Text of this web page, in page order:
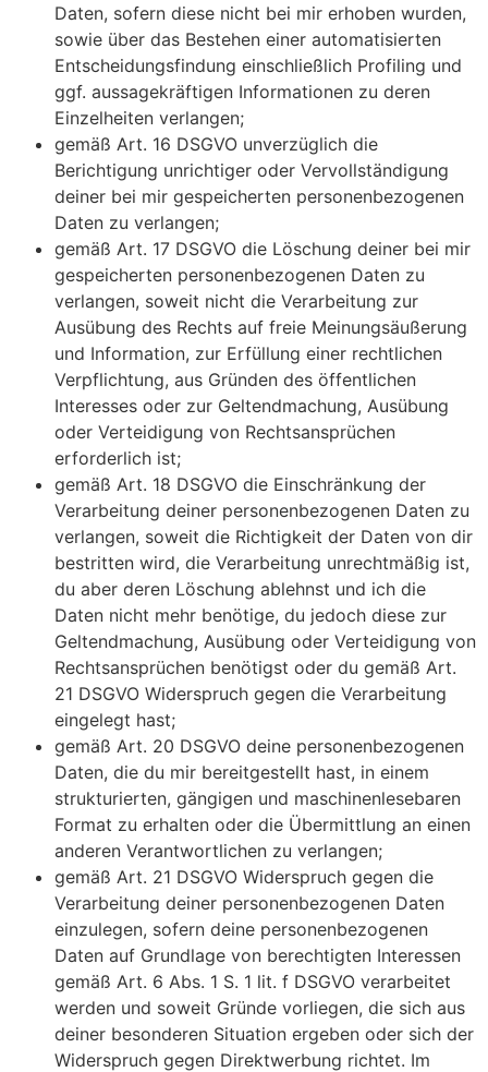
Daten, sofern diese nicht bei mir erhoben wurden,
sowie über das Bestehen einer automatisierten
Entscheidungsfindung einschließlich Profiling und
ggf. aussagekräftigen Informationen zu deren
Einzelheiten verlangen;
gemäß Art. 16 DSGVO unverzüglich die
Berichtigung unrichtiger oder Vervollständigung
deiner bei mir gespeicherten personenbezogenen
Daten zu verlangen;
gemäß Art. 17 DSGVO die Löschung deiner bei mir
gespeicherten personenbezogenen Daten zu
verlangen, soweit nicht die Verarbeitung zur
Ausübung des Rechts auf freie Meinungsäußerung
und Information, zur Erfüllung einer rechtlichen
Verpflichtung, aus Gründen des öffentlichen
Interesses oder zur Geltendmachung, Ausübung
oder Verteidigung von Rechtsansprüchen
erforderlich ist;
gemäß Art. 18 DSGVO die Einschränkung der
Verarbeitung deiner personenbezogenen Daten zu
verlangen, soweit die Richtigkeit der Daten von dir
bestritten wird, die Verarbeitung unrechtmäßig ist,
du aber deren Löschung ablehnst und ich die
Daten nicht mehr benötige, du jedoch diese zur
Geltendmachung, Ausübung oder Verteidigung von
Rechtsansprüchen benötigst oder du gemäß Art.
21 DSGVO Widerspruch gegen die Verarbeitung
eingelegt hast;
gemäß Art. 20 DSGVO deine personenbezogenen
Daten, die du mir bereitgestellt hast, in einem
strukturierten, gängigen und maschinenlesebaren
Format zu erhalten oder die Übermittlung an einen
anderen Verantwortlichen zu verlangen;
gemäß Art. 21 DSGVO Widerspruch gegen die
Verarbeitung deiner personenbezogenen Daten
einzulegen, sofern deine personenbezogenen
Daten auf Grundlage von berechtigten Interessen
gemäß Art. 6 Abs. 1 S. 1 lit. f DSGVO verarbeitet
werden und soweit Gründe vorliegen, die sich aus
deiner besonderen Situation ergeben oder sich der
Widerspruch gegen Direktwerbung richtet. Im